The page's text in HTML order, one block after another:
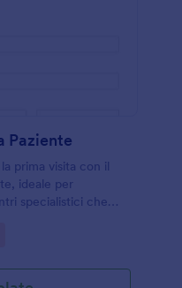
Paziente
prima visita con il
ideale per
specialistici che